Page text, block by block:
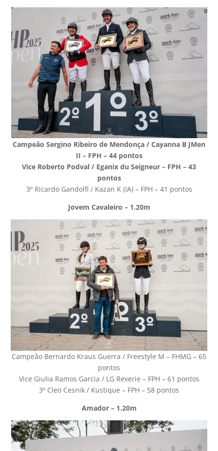
Campeão Sergino Ribeiro de Mendonça / Cayanna B JMen
II – FPH – 44 pontos
Vice Roberto Podval / Eganix du Seigneur – FPH – 43
pontos
3º Ricardo Gandolfi / Kazan K (IA) – FPH – 41 pontos
Jovem Cavaleiro – 1.20m
Campeão Bernardo Kraus Guerra / Freestyle M – FHMG – 65
pontos
Vice Giulia Ramos Garcia / LG Reverie – FPH – 61 pontos
3º Cleo Cesnik / Kustique – FPH – 58 pontos
Amador – 1.20m